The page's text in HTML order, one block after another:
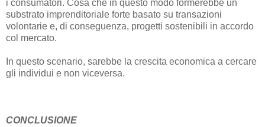
i consumatori. Cosa che in questo modo formerebbe un
substrato imprenditoriale forte basato su transazioni
volontarie e, di conseguenza, progetti sostenibili in accordo
col mercato.
In questo scenario, sarebbe la crescita economica a cercare
gli individui e non viceversa.
CONCLUSIONE